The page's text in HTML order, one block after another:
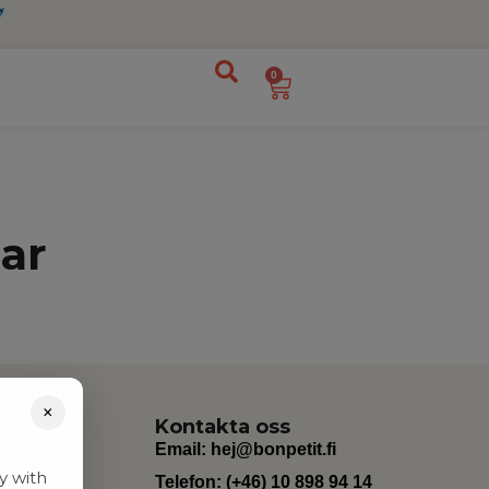
0
Kontakta oss
Email: hej@bonpetit.fi
Telefon: (+46) 10 898 94 14
×
with